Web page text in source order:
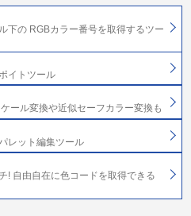
下の RGBカラー番号を取得するツー
イトツール
ール変換や近似セーフカラー変換も
レット編集ツール
! 自由自在に色コードを取得できる